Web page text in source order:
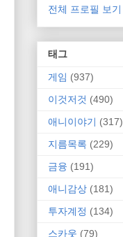
전체 프로필 보기
태그
게임 (937)
이것저것 (490)
애니이야기 (317)
지름목록 (229)
금융 (191)
애니감상 (181)
투자계정 (134)
스카웃 (79)